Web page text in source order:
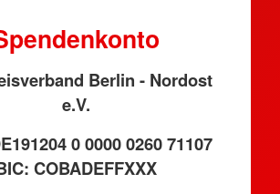
Berlin - Nordost
e.V.
0 0000 0260 71107
COBADEFFXXX